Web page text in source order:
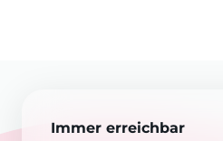
Immer erreichbar